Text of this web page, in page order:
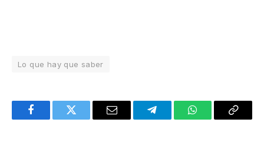
Lo que hay que saber
FacebookTwitter Email TelegramWhatsAppCopy